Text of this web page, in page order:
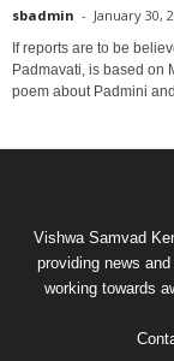
sbadmin - January 30,
If reports are to be
Padmavati, is based on
poem about Padmini
Vishwa Samvad
providing news
working towards